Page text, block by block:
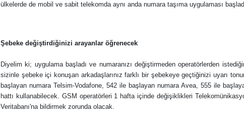
ülkelerde de mobil ve sabit telekomda aynı anda numara taşıma uygulaması
Şebeke değiştirdiğinizi arayanlar öğrenecek
Diyelim ki; uygulama başladı ve numaranızı değiştirmeden operatörlerden
sizinle şebeke içi konuşan arkadaşlarınız farklı bir şebekeye geçtiğinizi uyarı
başlayan numara Telsim-Vodafone, 542 ile başlayan numara Avea, 555 ile
hattı kullanabilecek. GSM operatörleri 1 hafta içinde değişiklikleri
Veritabanı'na bildirmek zorunda olacak.